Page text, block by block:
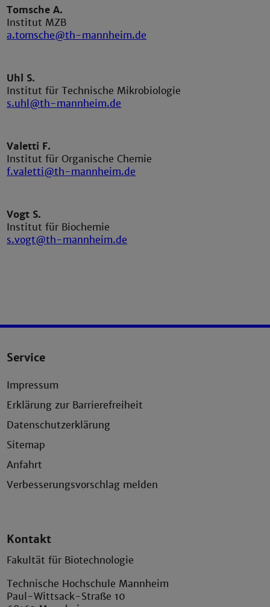
Tomsche A.
Institut MZB
a.tomsche@th-mannheim.de
Uhl S.
Institut für Technische Mikrobiologie
s.uhl@th-mannheim.de
Valetti F.
Institut für Organische Chemie
f.valetti@th-mannheim.de
Vogt S.
Institut für Biochemie
s.vogt@th-mannheim.de
Service
Impressum
Erklärung zur Barrierefreiheit
Datenschutzerklärung
Sitemap
Anfahrt
Verbesserungsvorschlag melden
Kontakt
Fakultät für Biotechnologie
Technische Hochschule Mannheim
Paul-Wittsack-Straße 10